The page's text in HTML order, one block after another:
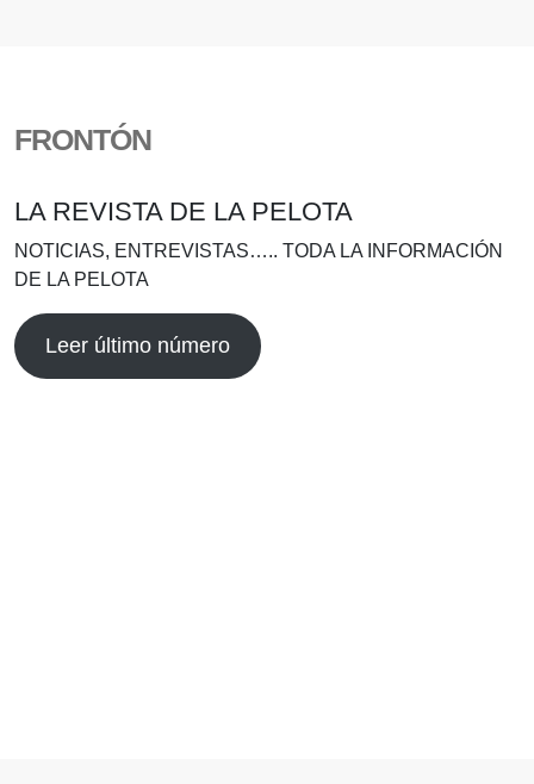
FRONTÓN
LA REVISTA DE LA PELOTA
NOTICIAS, ENTREVISTAS….. TODA LA INFORMACIÓN
DE LA PELOTA
Leer último número